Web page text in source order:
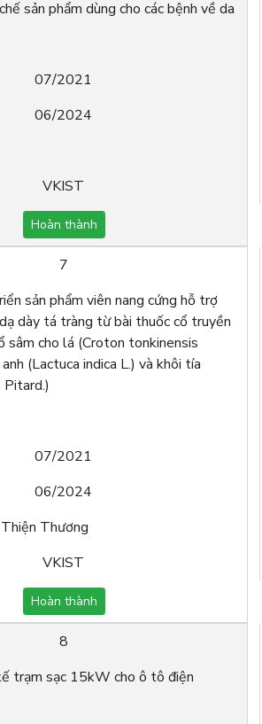
sản phẩm dùng cho các bệnh về da
07/2021
06/2024
VKIST
Hoàn thành
7
sản phẩm viên nang cứng hỗ trợ
dày tá tràng từ bài thuốc cổ truyền
sâm cho lá (Croton tonkinensis
(Lactuca indica L.) và khôi tía
07/2021
06/2024
Thương
VKIST
Hoàn thành
8
trạm sạc 15kW cho ô tô điện